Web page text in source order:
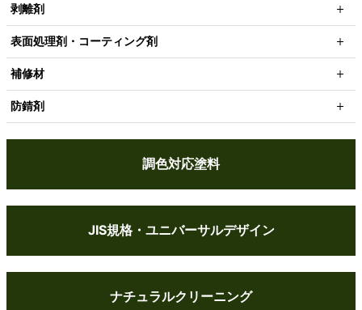
剥離剤
表面処理剤・コーティング剤
補修材
防錆剤
調色対応塗料
JIS規格・ユニバーサルデザイン
ナチュラルクリーニング